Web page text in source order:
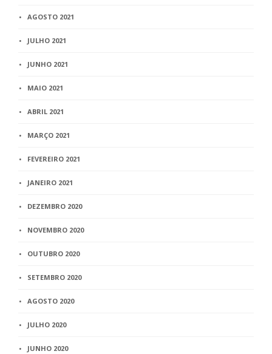
AGOSTO 2021
JULHO 2021
JUNHO 2021
MAIO 2021
ABRIL 2021
MARÇO 2021
FEVEREIRO 2021
JANEIRO 2021
DEZEMBRO 2020
NOVEMBRO 2020
OUTUBRO 2020
SETEMBRO 2020
AGOSTO 2020
JULHO 2020
JUNHO 2020